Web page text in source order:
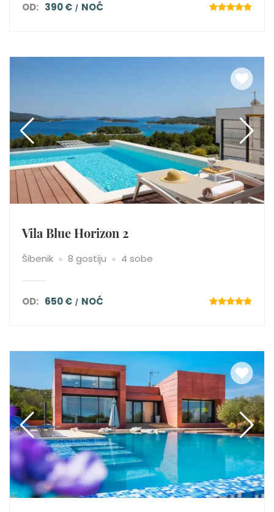
OD: 390 € NOĆ
Vila Blue Horizon 2
Šibenik 8 gostiju 4 sobe
OD: 650 € NOĆ